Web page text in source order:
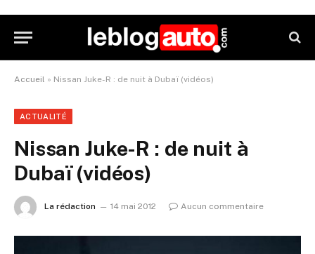
Accueil » Nissan Juke-R : de nuit à Dubaï (vidéos)
ACTUALITÉ
Nissan Juke-R : de nuit à
Dubaï (vidéos)
La rédaction 14 mai 2012 Aucun commentaire